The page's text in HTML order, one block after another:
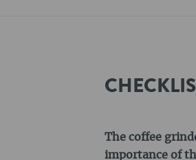
The coffee
importance of